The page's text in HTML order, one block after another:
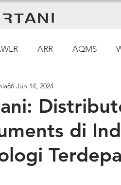
ARR AQMS
di
Jun 14, 2024